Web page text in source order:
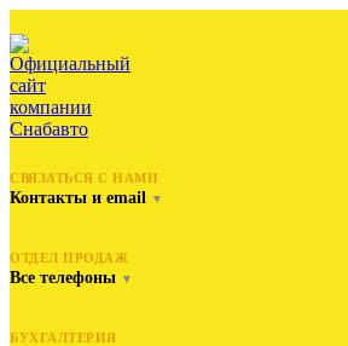
СВЯЗАТЬСЯ С НАМИ
Контакты и email ▼
ОТДЕЛ ПРОДАЖ
Все телефоны ▼
БУХГАЛТЕРИЯ